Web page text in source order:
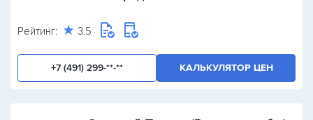
Рейтинг: 3.5
+7 (491) 299-**-** КАЛЬКУЛЯТОР ЦЕН